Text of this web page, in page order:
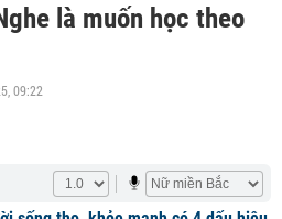
là muốn học theo
09:22